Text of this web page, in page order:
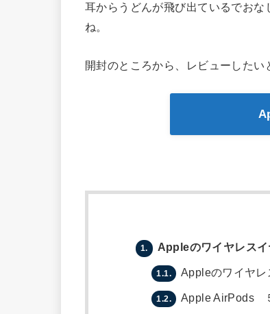
耳からうどんが飛び出ているでお
ね。
開封のところから、レビューしたい
1. Appleのワイヤレス
1.1. Appleのワイヤ
1.2. Apple AirPods